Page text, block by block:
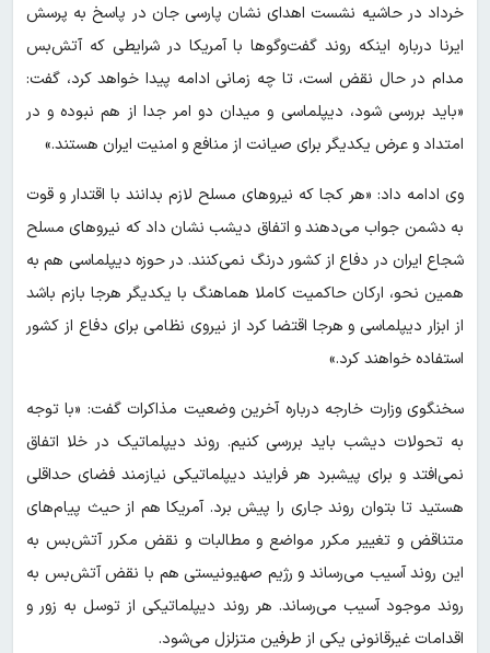
خرداد در حاشیه نشست اهدای نشان پارسی‌ جان در پاسخ به پرسش
ایرنا درباره اینکه روند گفت‌وگوها با آمریکا در شرایطی که آتش‌بس
مدام در حال نقض است، تا چه زمانی ادامه پیدا خواهد کرد، گفت:
«باید بررسی شود، دیپلماسی و میدان دو امر جدا از هم نبوده و در
امتداد و عرض یکدیگر برای صیانت از منافع و امنیت ایران هستند.»
وی ادامه داد: «هر کجا که نیروهای مسلح لازم بدانند با اقتدار و قوت
به دشمن جواب می‌دهند و اتفاق دیشب نشان داد که نیروهای مسلح
شجاع ایران در دفاع از کشور درنگ نمی‌کنند. در حوزه دیپلماسی هم به
همین نحو، ارکان حاکمیت کاملا هماهنگ با یکدیگر هرجا بازم باشد
از ابزار دیپلماسی و هرجا اقتضا کرد از نیروی نظامی برای دفاع از کشور
استفاده خواهند کرد.»
سخنگوی وزارت خارجه درباره آخرین وضعیت مذاکرات گفت: «با توجه
به تحولات دیشب باید بررسی کنیم. روند دیپلماتیک در خلا اتفاق
نمی‌افتد و برای پیشبرد هر فرایند دیپلماتیکی نیازمند فضای حداقلی
هستید تا بتوان روند جاری را پیش برد. آمریکا هم از حیث پیام‌های
متناقض و تغییر مکرر مواضع و مطالبات و نقض مکرر آتش‌بس به
این روند آسیب می‌رساند و رژیم صهیونیستی هم با نقض آتش‌بس به
روند موجود آسیب می‌رساند. هر روند دیپلماتیکی از توسل به زور و
اقدامات غیرقانونی یکی از طرفین متزلزل می‌شود.